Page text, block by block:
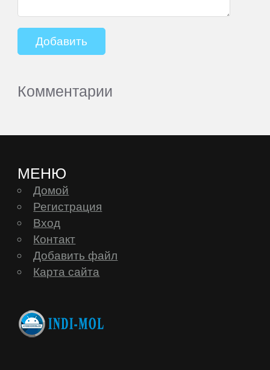
Комментарии
МЕНЮ
Домой
Регистрация
Вход
Контакт
Добавить файл
Карта сайта